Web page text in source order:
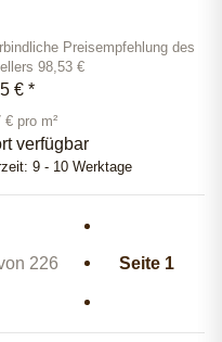
Preisempfehlung des
98,53 €
€ *
€ pro m²
verfügbar
9 - 10 Werktage
226 Seite 1